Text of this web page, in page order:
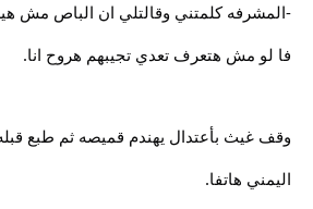
-المشرفه كلمتني وقالتلي ان الباص مش
فا لو مش هتعرف تعدي تجيبهم هروح انا.
وقف غيث بأعتدال يهندم قميصه ثم طبع
اليمني هاتفا.